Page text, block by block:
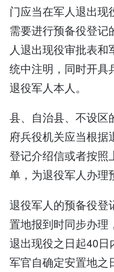
门应当在军人退出现
需要进行预备役登记
人退出现役审批表
统中注明，同时开具
退役军人本人。
县、自治县、不设区
府兵役机关应当根据
登记介绍信或者按照
单，为退役军人办理
退役军人的预备役登
置地报到时同步办理
退出现役之日起40
军官自确定安置地之